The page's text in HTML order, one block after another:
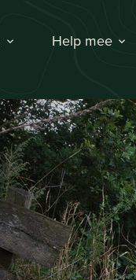
Help mee